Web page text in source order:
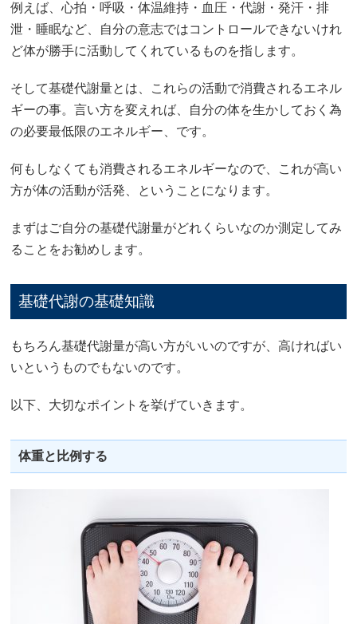
例えば、心拍・呼吸・体温維持・血圧・代謝・発汗・排
泄・睡眠など、自分の意志ではコントロールできないけれ
ど体が勝手に活動してくれているものを指します。
そして基礎代謝量とは、これらの活動で消費されるエネル
ギーの事。言い方を変えれば、自分の体を生かしておく為
の必要最低限のエネルギー、です。
何もしなくても消費されるエネルギーなので、これが高い
方が体の活動が活発、ということになります。
まずはご自分の基礎代謝量がどれくらいなのか測定してみ
ることをお勧めします。
基礎代謝の基礎知識
もちろん基礎代謝量が高い方がいいのですが、高ければい
いというものでもないのです。
以下、大切なポイントを挙げていきます。
体重と比例する